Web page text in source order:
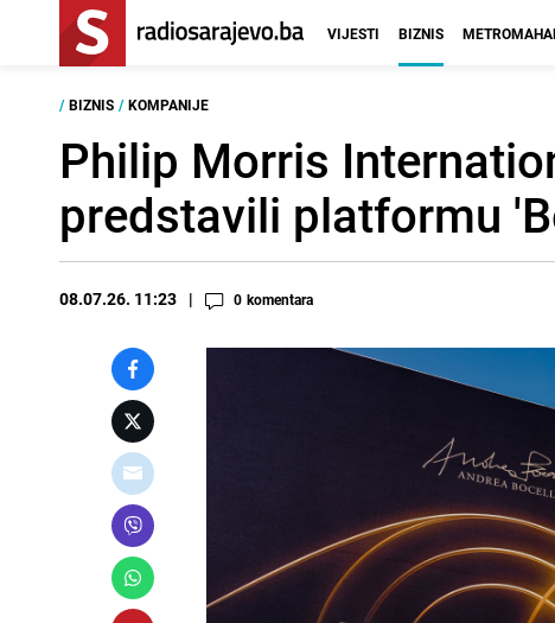
VIJESTI BIZNIS
/ BIZNIS / KOMPANIJE
Philip Morris
predstavili platformu
08.07.26. 11:23 0 komentara